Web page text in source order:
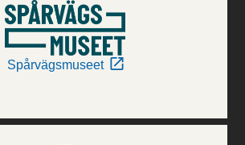
Spårvägsmuseet